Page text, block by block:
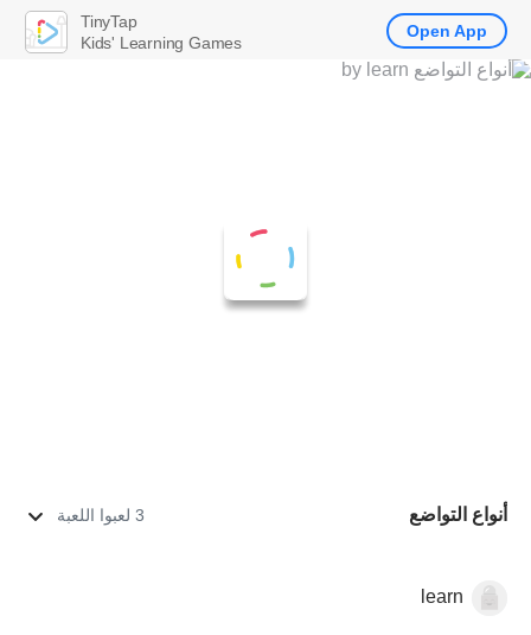
أنواع التواضع 3 لعبوا اللعبة
المدرسة/الفصل
learn
TinyTap
Kids' Learning Games
Open App